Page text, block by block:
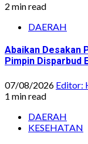
2 min read
DAERAH
Abaikan Desakan
Pimpin Disparbud
07/08/2026 Editor:
1 min read
DAERAH
KESEHATAN